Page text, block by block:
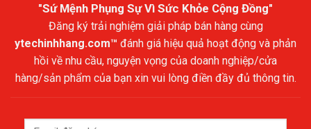
"Sứ Mệnh Phụng Sự Vì Sức Khỏe Cộng Đồng"
Đăng ký trải nghiệm giải pháp bán hàng cùng
ytechinhhang.com™ đánh giá hiệu quả hoạt động và phản
hồi về nhu cầu, nguyện vọng của doanh nghiệp/cửa
hàng/sản phẩm của bạn xin vui lòng điền đầy đủ thông tin.